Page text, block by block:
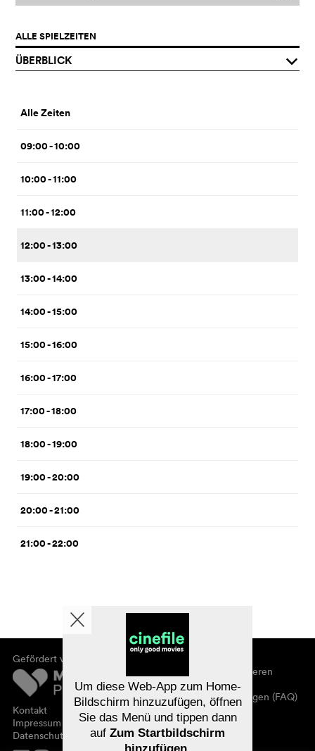
ALLE SPIELZEITEN
ÜBERBLICK q
Alle Zeiten
09:00 - 10:00
10:00 - 11:00
11:00 - 12:00
12:00 - 13:00
13:00 - 14:00
14:00 - 15:00
15:00 - 16:00
16:00 - 17:00
17:00 - 18:00
18:00 - 19:00
19:00 - 20:00
20:00 - 21:00
21:00 - 22:00
Gefördert von
Kontakt
Impressum
Datenschutz
Registrieren/abonnieren
Newsletter
Häufig gestellte Fragen (FAQ)
Gutscheine
Um diese Web-App zum Home-
Bildschirm hinzuzufügen, öffnen
Sie das Menü und tippen dann
auf Zum Startbildschirm
hinzufügen